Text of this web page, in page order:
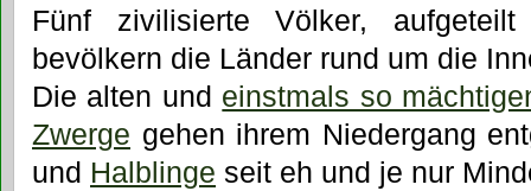
Fünf zivilisierte Völker,
bevölkern die Länder rund um die
Die alten und einstmals so
Zwerge gehen ihrem Niedergang
und Halblinge seit eh und je nur